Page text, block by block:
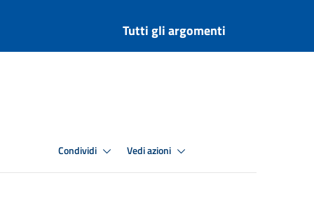
Tutti gli argomenti
Condividi Vedi azioni